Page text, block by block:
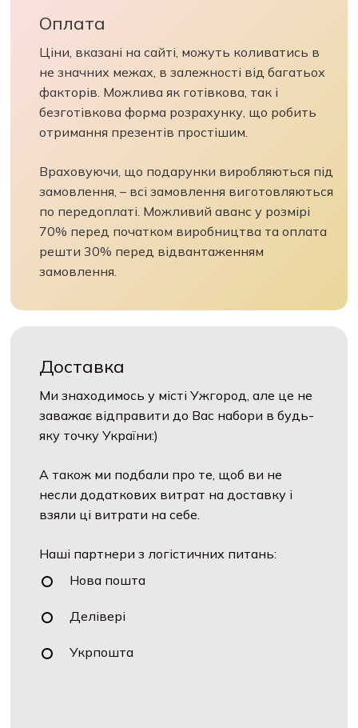
Оплата
Ціни, вказані на сайті, можуть коливатись в
не значних межах, в залежності від багатьох
факторів. Можлива як готівкова, так і
безготівкова форма розрахунку, що робить
отримання презентів простішим.
Враховуючи, що подарунки виробляються під
замовлення, – всі замовлення виготовляються
по передоплаті. Можливий аванс у розмірі
70% перед початком виробництва та оплата
решти 30% перед відвантаженням
замовлення.
Доставка
Ми знаходимось у місті Ужгород, але це не
заважає відправити до Вас набори в будь-
яку точку України:)
А також ми подбали про те, щоб ви не
несли додаткових витрат на доставку і
взяли ці витрати на себе.
Наші партнери з логістичних питань:
Нова пошта
Делівері
Укрпошта